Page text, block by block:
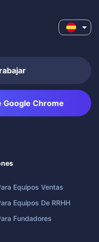
Google Chrome
Equipos Ventas
Equipos De RRHH
Fundadores